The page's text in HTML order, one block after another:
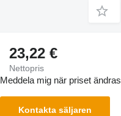
23,22 €
Nettopris
Meddela mig när priset ändras
Kontakta säljaren